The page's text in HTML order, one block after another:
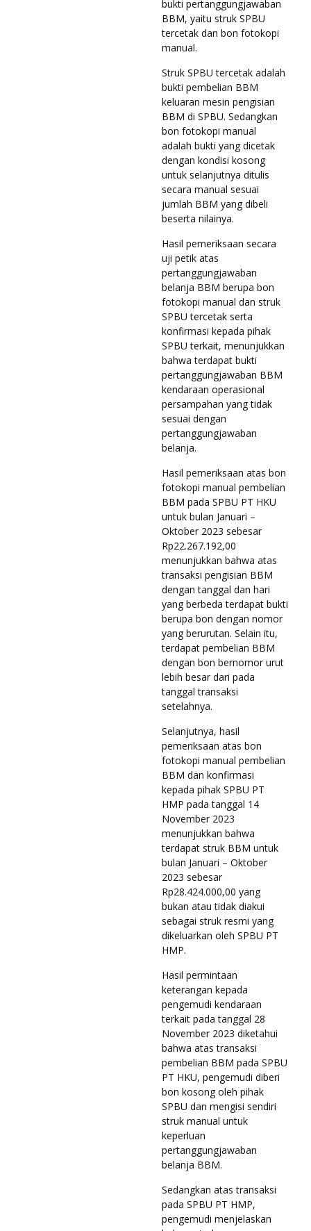
bukti pertanggungjawaban
BBM, yaitu struk SPBU
tercetak dan bon fotokopi
manual.
Struk SPBU tercetak adalah
bukti pembelian BBM
keluaran mesin pengisian
BBM di SPBU. Sedangkan
bon fotokopi manual
adalah bukti yang dicetak
dengan kondisi kosong
untuk selanjutnya ditulis
secara manual sesuai
jumlah BBM yang dibeli
beserta nilainya.
Hasil pemeriksaan secara
uji petik atas
pertanggungjawaban
belanja BBM berupa bon
fotokopi manual dan struk
SPBU tercetak serta
konfirmasi kepada pihak
SPBU terkait, menunjukkan
bahwa terdapat bukti
pertanggungjawaban BBM
kendaraan operasional
persampahan yang tidak
sesuai dengan
pertanggungjawaban
belanja.
Hasil pemeriksaan atas bon
fotokopi manual pembelian
BBM pada SPBU PT HKU
untuk bulan Januari –
Oktober 2023 sebesar
Rp22.267.192,00
menunjukkan bahwa atas
transaksi pengisian BBM
dengan tanggal dan hari
yang berbeda terdapat bukti
berupa bon dengan nomor
yang berurutan. Selain itu,
terdapat pembelian BBM
dengan bon bernomor urut
lebih besar dari pada
tanggal transaksi
setelahnya.
Selanjutnya, hasil
pemeriksaan atas bon
fotokopi manual pembelian
BBM dan konfirmasi
kepada pihak SPBU PT
HMP pada tanggal 14
November 2023
menunjukkan bahwa
terdapat struk BBM untuk
bulan Januari – Oktober
2023 sebesar
Rp28.424.000,00 yang
bukan atau tidak diakui
sebagai struk resmi yang
dikeluarkan oleh SPBU PT
HMP.
Hasil permintaan
keterangan kepada
pengemudi kendaraan
terkait pada tanggal 28
November 2023 diketahui
bahwa atas transaksi
pembelian BBM pada SPBU
PT HKU, pengemudi diberi
bon kosong oleh pihak
SPBU dan mengisi sendiri
struk manual untuk
keperluan
pertanggungjawaban
belanja BBM.
Sedangkan atas transaksi
pada SPBU PT HMP,
pengemudi menjelaskan